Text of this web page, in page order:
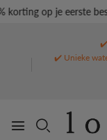
korting op je eerste
✔️
✔️ Unieke